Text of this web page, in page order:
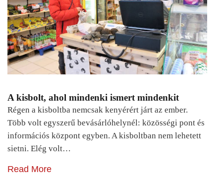
A kisbolt, ahol mindenki ismert mindenkit
Régen a kisboltba nemcsak kenyérért járt az ember.
Több volt egyszerű bevásárlóhelynél: közösségi pont és
információs központ egyben. A kisboltban nem lehetett
sietni. Elég volt…
Read More